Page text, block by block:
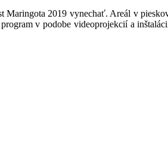
2019 vynechať. Areál v
v podobe videoprojekcií a